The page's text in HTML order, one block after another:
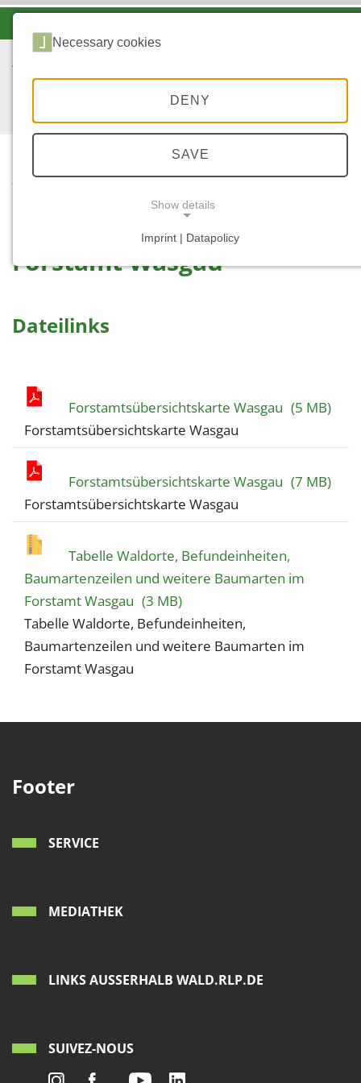
STARTSEITE
...
Forstamt Wasgau
Dateilinks
Forstamtsübersichtskarte Wasgau (5 MB)
Forstamtsübersichtskarte Wasgau
Forstamtsübersichtskarte Wasgau (7 MB)
Forstamtsübersichtskarte Wasgau
Tabelle Waldorte, Befundeinheiten,
Baumartenzeilen und weitere Baumarten im
Forstamt Wasgau (3 MB)
Tabelle Waldorte, Befundeinheiten,
Baumartenzeilen und weitere Baumarten im
Forstamt Wasgau
Footer
SERVICE
MEDIATHEK
LINKS AUSSERHALB WALD.RLP.DE
SUIVEZ-NOUS
Necessary cookies
DENY
SAVE
Show details
Imprint | Datapolicy